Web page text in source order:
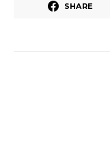
SHARE